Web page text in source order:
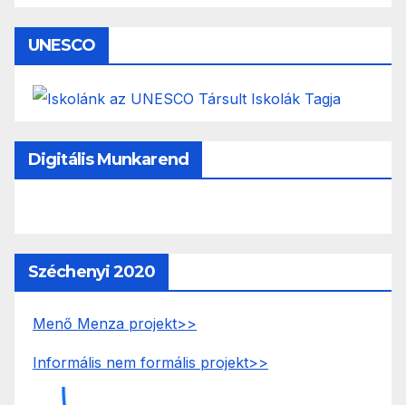
UNESCO
Digitális Munkarend
Széchenyi 2020
Menő Menza projekt>>
Informális nem formális projekt>>